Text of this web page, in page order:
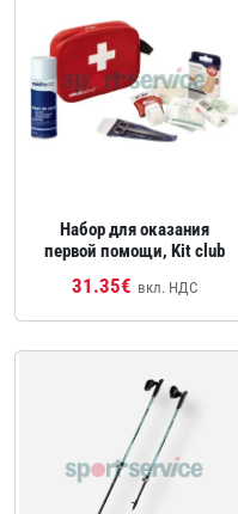
Набор для оказания
первой помощи, Kit club
31.35€ вкл. НДС